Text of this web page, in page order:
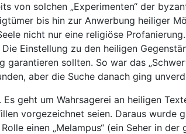
von solchen „Experimenten“ der
bis hin zur Anwerbung heiliger
nicht nur eine religiöse
Einstellung zu den heiligen
sollten. So war das
aber die Suche danach ging
geht um Wahrsagerei an heiligen
vorgezeichnet seien. Daraus wurde
einen „Melampus“ (ein Seher in der